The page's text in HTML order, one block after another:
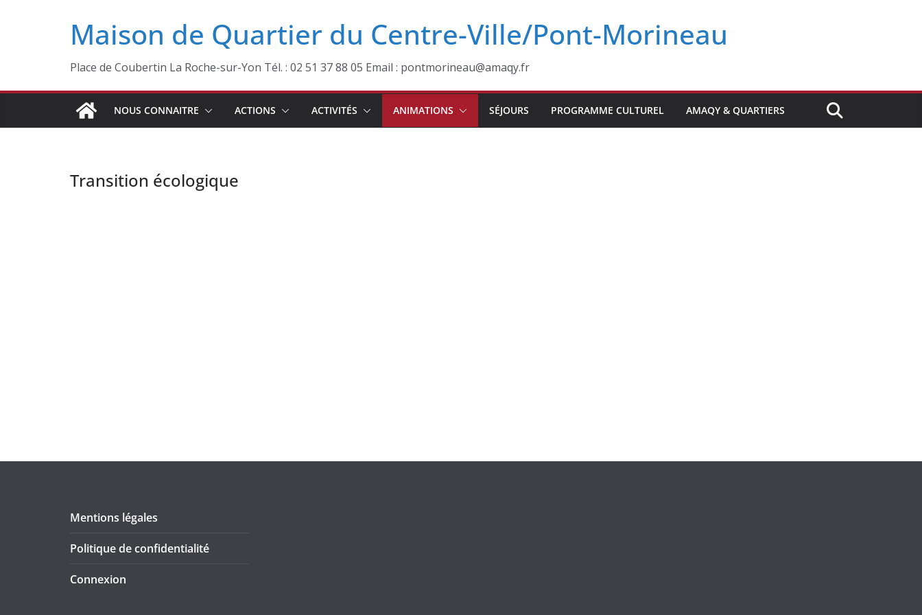
Maison de Quartier du Centre-Ville/Pont-Morineau
Place de Coubertin La Roche-sur-Yon Tél. : 02 51 37 88 05 Email : pontmorineau@amaqy.fr
NOUS CONNAITRE ACTIONS ACTIVITÉS ANIMATIONS SÉJOURS PROGRAMME CULTUREL AMAQY & QUARTIERS
Transition écologique
Mentions légales
Politique de confidentialité
Connexion